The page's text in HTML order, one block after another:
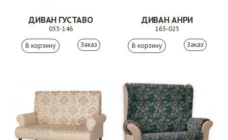
ДИВАН ГУСТАВО
053-146
Заказ
ДИВАН АНРИ
163-025
Заказ